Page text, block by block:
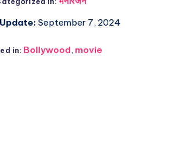
September 7, 2024
in: Bollywood, movie